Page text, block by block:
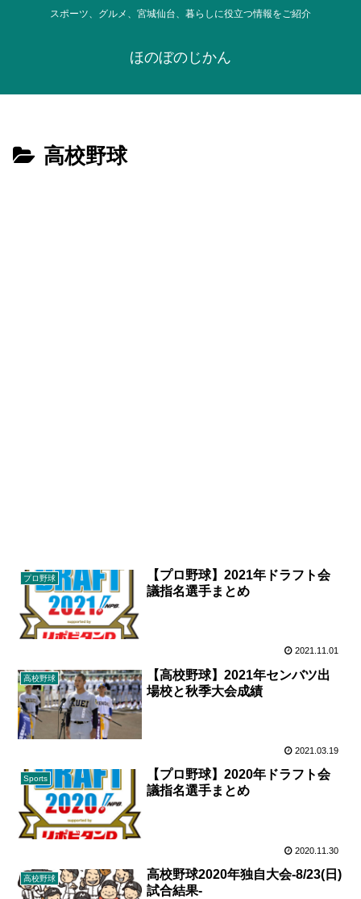
スポーツ、グルメ、宮城仙台、暮らしに役立つ情報をご紹介
ほのぼのじかん
高校野球
プロ野球
【プロ野球】2021年ドラフト会
議指名選手まとめ
2021.11.01
高校野球
【高校野球】2021年センバツ出
場校と秋季大会成績
2021.03.19
Sports
【プロ野球】2020年ドラフト会
議指名選手まとめ
2020.11.30
高校野球
高校野球2020年独自大会-8/23(日)
試合結果-